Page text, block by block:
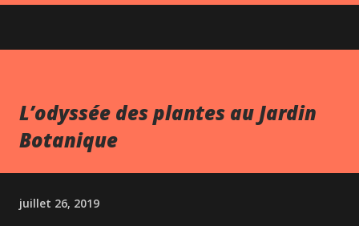
L’odyssée des plantes au Jardin
Botanique
juillet 26, 2019